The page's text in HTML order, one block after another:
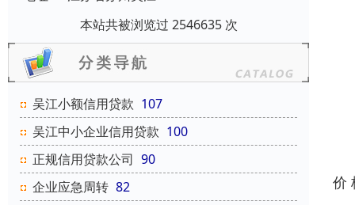
本站共被浏览过 2546635 次
吴江小额信用贷款 107
吴江中小企业信用贷款 100
正规信用贷款公司 90
企业应急周转 82
价